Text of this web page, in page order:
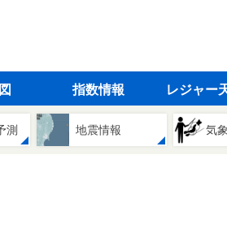
指数情報 レジャー
測 地震情報 気